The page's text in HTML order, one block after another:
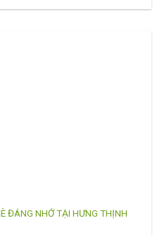
ĐÁNG NHỚ TẠI HƯNG THỊNH